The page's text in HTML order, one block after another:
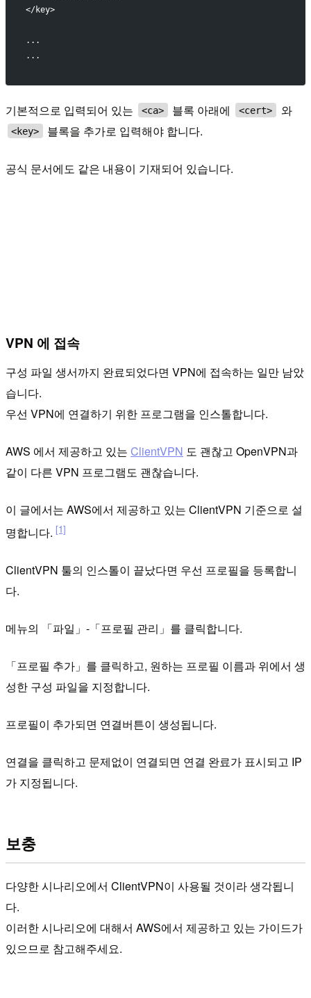
</key>
...
...
기본적으로 입력되어 있는 <ca> 블록 아래에 <cert> 와
<key> 블록을 추가로 입력해야 합니다.
공식 문서에도 같은 내용이 기재되어 있습니다.
VPN 에 접속
구성 파일 생서까지 완료되었다면 VPN에 접속하는 일만 남았
습니다.
우선 VPN에 연결하기 위한 프로그램을 인스톨합니다.
AWS 에서 제공하고 있는 ClientVPN 도 괜찮고 OpenVPN과
같이 다른 VPN 프로그램도 괜찮습니다.
이 글에서는 AWS에서 제공하고 있는 ClientVPN 기준으로 설
명합니다. [1]
ClientVPN 툴의 인스톨이 끝났다면 우선 프로필을 등록합니
다.
메뉴의 「파일」-「프로필 관리」를 클릭합니다.
「프로필 추가」를 클릭하고, 원하는 프로필 이름과 위에서 생
성한 구성 파일을 지정합니다.
프로필이 추가되면 연결버튼이 생성됩니다.
연결을 클릭하고 문제없이 연결되면 연결 완료가 표시되고 IP
가 지정됩니다.
보충
다양한 시나리오에서 ClientVPN이 사용될 것이라 생각됩니
다.
이러한 시나리오에 대해서 AWS에서 제공하고 있는 가이드가
있으므로 참고해주세요.